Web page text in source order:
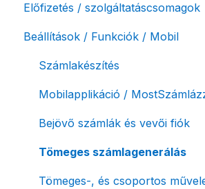
Számlázási fiók kezdő
NAV online adatszolgáltatás
Adóhatósági ellenőrzés
NAV pénztárgép feladás
Számlaverzum
Előfizetés / szolgáltatáscsomagok
Szolgáltatáscsomag kiválasztása
Szolgáltatáscsomag módosítása
Fiók / felhasználó törlése
Díjfizetés / díjtartozás /
Fizetési módok
Beállítások / Funkciók / Mobil
Számlakészítés
Mobilapplikáció /
Bejövő számlák és vevői fiók
Tömeges számlagenerálás
Tömeges-, és csoportos